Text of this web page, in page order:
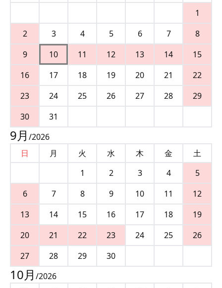
1
2
3 4 5 6 7
8
9
10 11 12 13 14
15
16
17 18 19 20 21
22
23
24 25 26 27 28
29
30
31
9月 /2026
日
月 火 水 木 金
土
1
2 3 4
5
6
7 8 9 10 11
12
13
14 15 16 17 18
19
20
21 22 23 24 25
26
27
28 29 30
10月 /2026